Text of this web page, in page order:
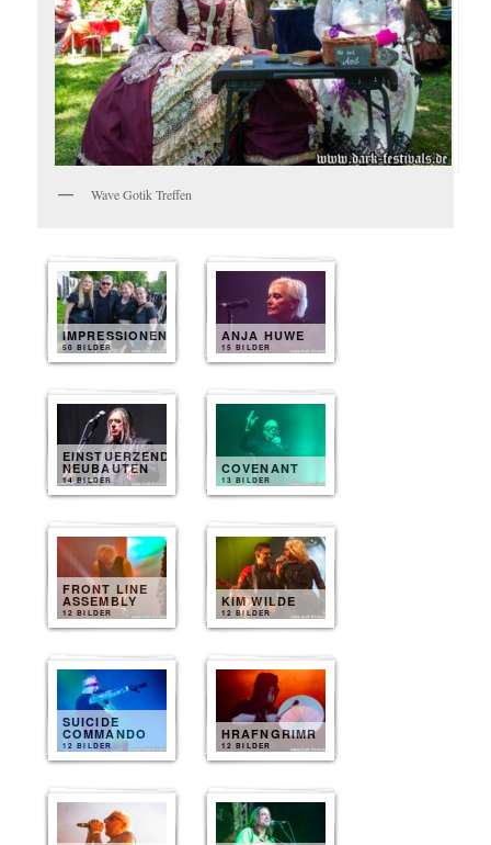
Wave Gotik Treffen
IMPRESSIONEN
50 BILDER
ANJA HUWE
15 BILDER
EINSTUERZENDE
NEUBAUTEN
14 BILDER
COVENANT
13 BILDER
FRONT LINE
ASSEMBLY
12 BILDER
KIM WILDE
12 BILDER
SUICIDE
COMMANDO
12 BILDER
HRAFNGRIMR
12 BILDER